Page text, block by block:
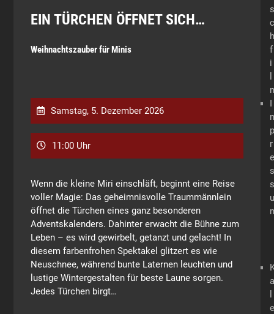
EIN TÜRCHEN ÖFFNET SICH…
Weihnachtszauber für Minis
Samstag, 5. Dezember 2026
11:00 Uhr
Wenn die kleine Miri einschläft, beginnt eine Reise
voller Magie: Das geheimnisvolle Traummännlein
öffnet die Türchen eines ganz besonderen
Adventskalenders. Dahinter erwacht die Bühne zum
Leben – es wird gewirbelt, getanzt und gelacht! In
diesem farbenfrohen Spektakel glitzert es wie
Neuschnee, während bunte Laternen leuchten und
lustige Wintergestalten für beste Laune sorgen.
Jedes Türchen birgt…
s
c
h
f
i
I
p
r
e
s
s
u
a
e